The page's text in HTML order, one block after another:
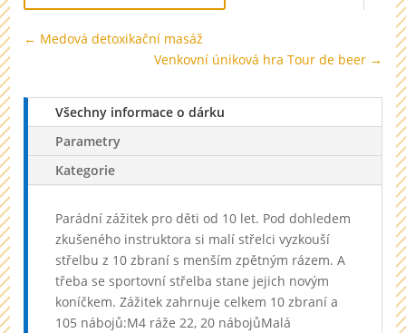
← Medová detoxikační masáž
Venkovní úniková hra Tour de beer→
Všechny informace o dárku
Parametry
Kategorie
Parádní zážitek pro děti od 10 let. Pod dohledem
zkušeného instruktora si malí střelci vyzkouší
střelbu z 10 zbraní s menším zpětným rázem. A
třeba se sportovní střelba stane jejich novým
koníčkem. Zážitek zahrnuje celkem 10 zbraní a
105 nábojů:M4 ráže 22, 20 nábojůMalá